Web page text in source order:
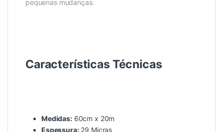
pequenas mudanças.
Características Técnicas
Medidas:60cm x 20m
Espessura:29 Micras